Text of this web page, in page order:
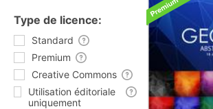
Type de licence:
Standard
Premium
Creative Commons
Utilisation éditoriale
uniquement